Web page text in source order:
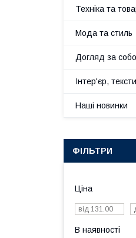
Техніка та
Мода та стиль
Догляд за
Інтер'єр,
Наші новинки
ФІЛЬТРИ
Ціна
В наявності